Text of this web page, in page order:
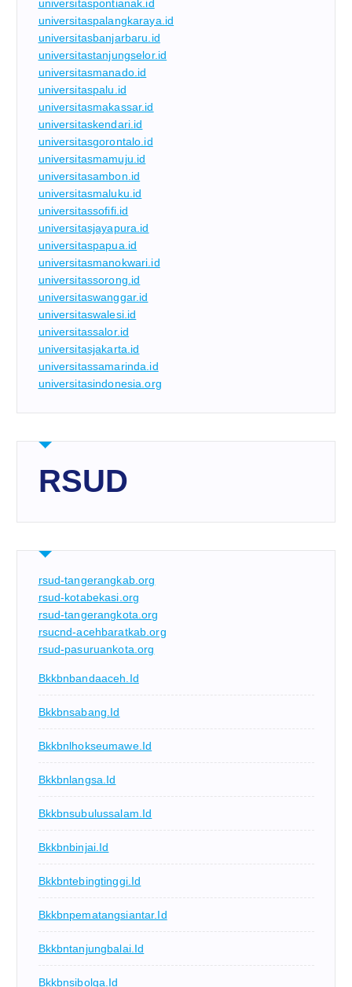
universitaspontianak.id
universitaspalangkaraya.id
universitasbanjarbaru.id
universitastanjungselor.id
universitasmanado.id
universitaspalu.id
universitasmakassar.id
universitaskendari.id
universitasgorontalo.id
universitasmamuju.id
universitasambon.id
universitasmaluku.id
universitassofifi.id
universitasjayapura.id
universitaspapua.id
universitasmanokwari.id
universitassorong.id
universitaswanggar.id
universitaswalesi.id
universitassalor.id
universitasjakarta.id
universitassamarinda.id
universitasindonesia.org
RSUD
rsud-tangerangkab.org
rsud-kotabekasi.org
rsud-tangerangkota.org
rsucnd-acehbaratkab.org
rsud-pasuruankota.org
Bkkbnbandaaceh.id
Bkkbnsabang.id
Bkkbnlhokseumawe.id
Bkkbnlangsa.id
Bkkbnsubulussalam.id
Bkkbnbinjai.id
Bkkbntebingtinggi.id
Bkkbnpematangsiantar.id
Bkkbntanjungbalai.id
Bkkbnsibolga.id